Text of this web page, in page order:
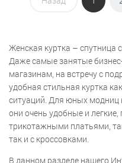
Женская куртка –
Даже самые занятые
магазинам, на встречу с
удобная стильная куртка
ситуаций. Для юных модниц
они очень удобные и
трикотажными платьями,
так и с кроссовками.
В данном разделе нашего